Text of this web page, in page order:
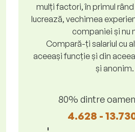
mulți factori, în primul
lucrează, vechimea
companiei și nu
Compară-ți salariul cu
aceeași funcție și din
și anonim.
80% dintre
4.628 -